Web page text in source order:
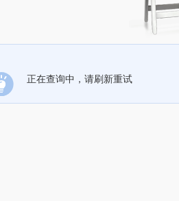
正在查询中，请刷新重试